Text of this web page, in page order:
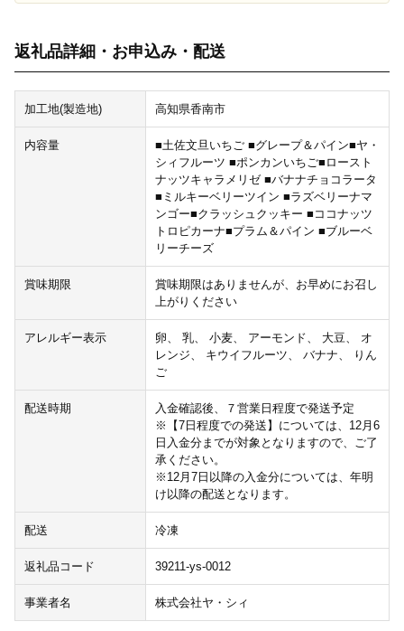
返礼品詳細・お申込み・配送
加工地(製造地) 高知県香南市
内容量
■土佐文旦いちご ■グレープ＆パイン■ヤ・
シィフルーツ ■ポンカンいちご■ロースト
ナッツキャラメリゼ ■バナナチョコラータ
■ミルキーベリーツイン ■ラズベリーナマ
ンゴー■クラッシュクッキー ■ココナッツ
トロピカーナ■プラム＆パイン ■ブルーベ
リーチーズ
賞味期限
賞味期限はありませんが、お早めにお召し
上がりください
アレルギー表示
卵、 乳、 小麦、 アーモンド、 大豆、 オ
レンジ、 キウイフルーツ、 バナナ、 りん
ご
配送時期
入金確認後、７営業日程度で発送予定
※【7日程度での発送】については、12月6
日入金分までが対象となりますので、ご了
承ください。
※12月7日以降の入金分については、年明
け以降の配送となります。
配送 冷凍
返礼品コード 39211-ys-0012
事業者名 株式会社ヤ・シィ